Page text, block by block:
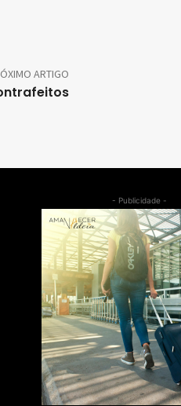
ARTIGO
- Publicidade -